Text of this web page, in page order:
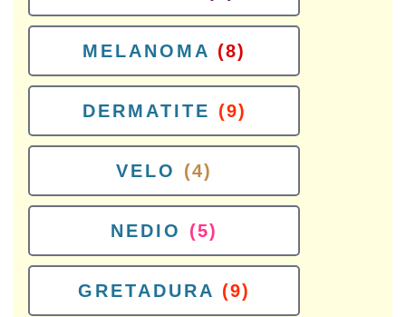
MELANOMA (8)
DERMATITE (9)
VELO (4)
NEDIO (5)
GRETADURA (9)